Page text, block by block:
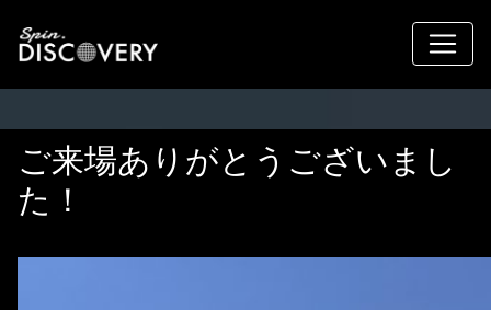
ご来場ありがとうございまし
た！